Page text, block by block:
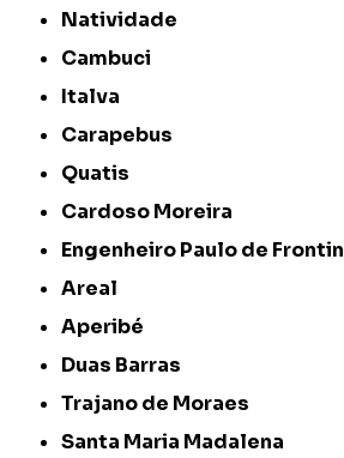
Natividade
Cambuci
Italva
Carapebus
Quatis
Cardoso Moreira
Engenheiro Paulo de Frontin
Areal
Aperibé
Duas Barras
Trajano de Moraes
Santa Maria Madalena